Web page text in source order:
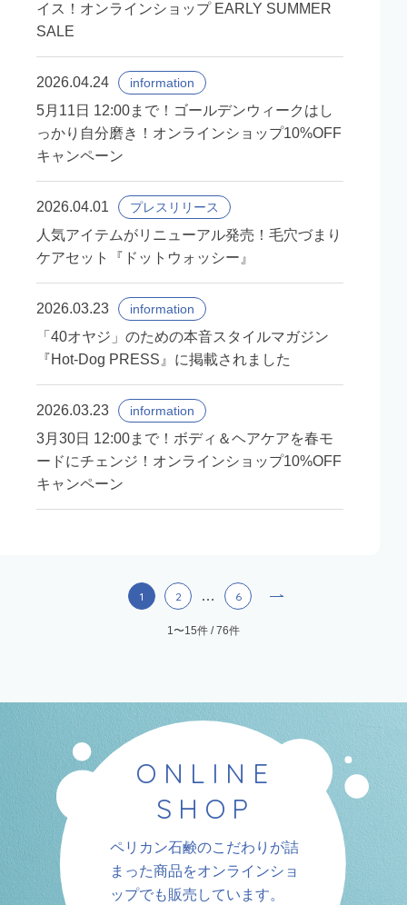
イス！オンラインショップ EARLY SUMMER
SALE
2026.04.24 information
5月11日 12:00まで！ゴールデンウィークはし
っかり自分磨き！オンラインショップ10%OFF
キャンペーン
2026.04.01 プレスリリース
人気アイテムがリニューアル発売！毛穴づまり
ケアセット『ドットウォッシー』
2026.03.23 information
「40オヤジ」のための本音スタイルマガジン
『Hot-Dog PRESS』に掲載されました
2026.03.23 information
3月30日 12:00まで！ボディ＆ヘアケアを春モ
ードにチェンジ！オンラインショップ10%OFF
キャンペーン
1 2 … 6
1〜15件 / 76件
ONLINE
SHOP
ペリカン石鹸のこだわりが詰
まった商品をオンラインショ
ップでも販売しています。